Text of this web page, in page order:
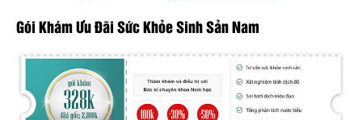
Gói Khám Ưu Đãi Sức Khỏe Sinh Sản Nam